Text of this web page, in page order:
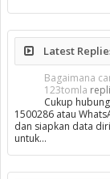
Latest
Bagaimana
123tomla
Cukup
1500286 atau
dan siapkan data
untuk…